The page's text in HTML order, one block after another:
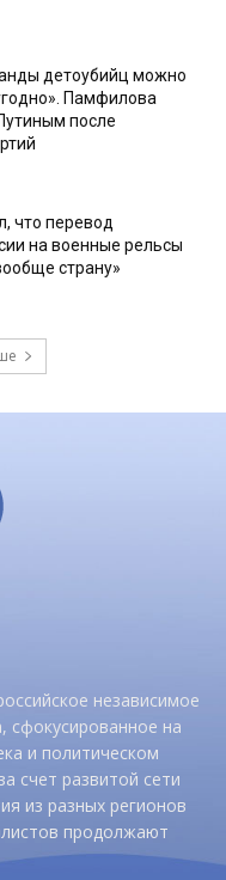
детоубийц можно
Памфилова
после
что перевод
на военные рельсы
страну»
независимое
сфокусированное на
и политическом
счет развитой сети
из разных регионов
продолжают